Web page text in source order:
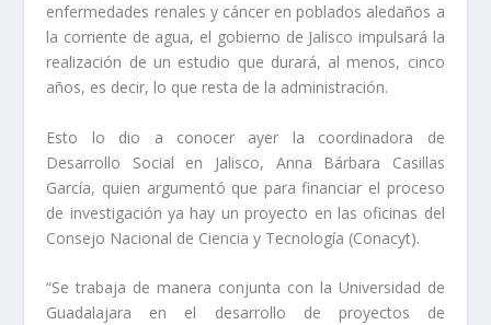
enfermedades renales y cáncer en poblados aledaños a
la corriente de agua, el gobierno de Jalisco impulsará la
realización de un estudio que durará, al menos, cinco
años, es decir, lo que resta de la administración.
Esto lo dio a conocer ayer la coordinadora de
Desarrollo Social en Jalisco, Anna Bárbara Casillas
García, quien argumentó que para financiar el proceso
de investigación ya hay un proyecto en las oficinas del
Consejo Nacional de Ciencia y Tecnología (Conacyt).
“Se trabaja de manera conjunta con la Universidad de
Guadalajara en el desarrollo de proyectos de